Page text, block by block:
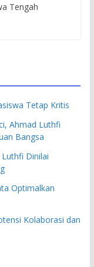
Tengah
Tetap Kritis
Ahmad Luthfi
Bangsa
Dinilai
Optimalkan
Kolaborasi dan